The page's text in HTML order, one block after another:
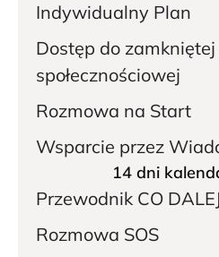
Indywidualny Plan
Dostęp do
społecznościowej
Rozmowa na Start
Wsparcie przez
14 dni
Przewodnik CO DALEJ
Rozmowa SOS